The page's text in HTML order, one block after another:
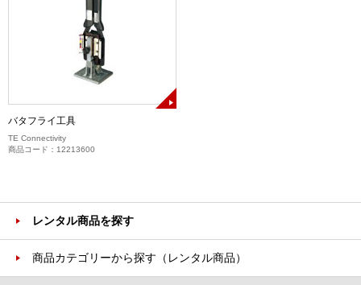
バタフライ工具
TE Connectivity
商品コード：12213600
レンタル商品を探す
商品カテゴリーから探す（レンタル商品）